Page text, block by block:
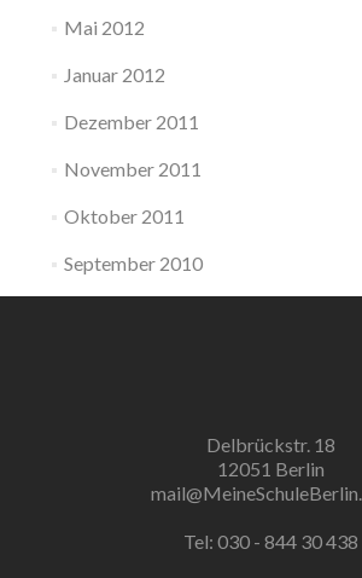
Mai 2012
Januar 2012
Dezember 2011
November 2011
Oktober 2011
September 2010
Delbrückstr. 18
12051 Berlin
Tel: 030 - 844 30 438